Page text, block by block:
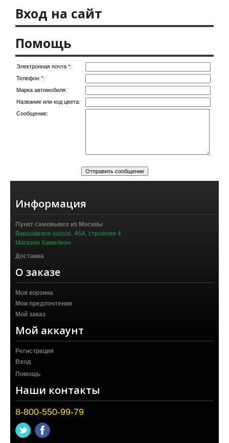
Вход на сайт
Помощь
Электронная почта *:
Телефон *:
Марка автомобиля:
Название или код цвета:
Сообщение:
Информация
Пункт самовывоз из Москвы
Варшавское шоссе, 46А, строение 4
Магазин Хамелеон
Доставка
О заказе
Моя корзина
Мои предпочтения
Мой заказ
Мой аккаунт
Регистрация
Вход
Помощь
Наши контакты
8-800-550-99-79